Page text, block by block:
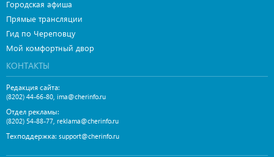
Городская афиша
Прямые трансляции
Гид по Череповцу
Мой комфортный двор
КОНТАКТЫ
Редакция сайта:
(8202) 44-66-80 ima@cherinfo.ru
Отдел рекламы:
(8202) 54-88-77 reklama@cherinfo.ru
Техподдержка: support@cherinfo.ru